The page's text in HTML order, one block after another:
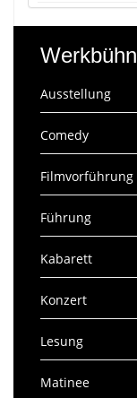
Ausstellung
Comedy
Filmvorführung
Führung
Kabarett
Konzert
Lesung
Matinee